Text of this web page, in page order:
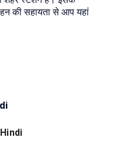
की सहायता से आप यहां